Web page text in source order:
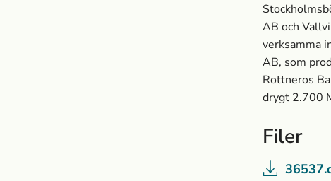
AB och
verksamma
AB, som
Rottneros
drygt 2.700
Filer